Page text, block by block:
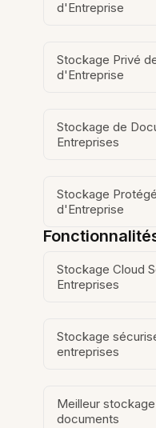
d'Entreprise
Stockage Privé
d'Entreprise
Stockage de
Entreprises
Stockage
d'Entreprise
Stockage Cloud
Entreprises
Stockage
entreprises
Meilleur
documents